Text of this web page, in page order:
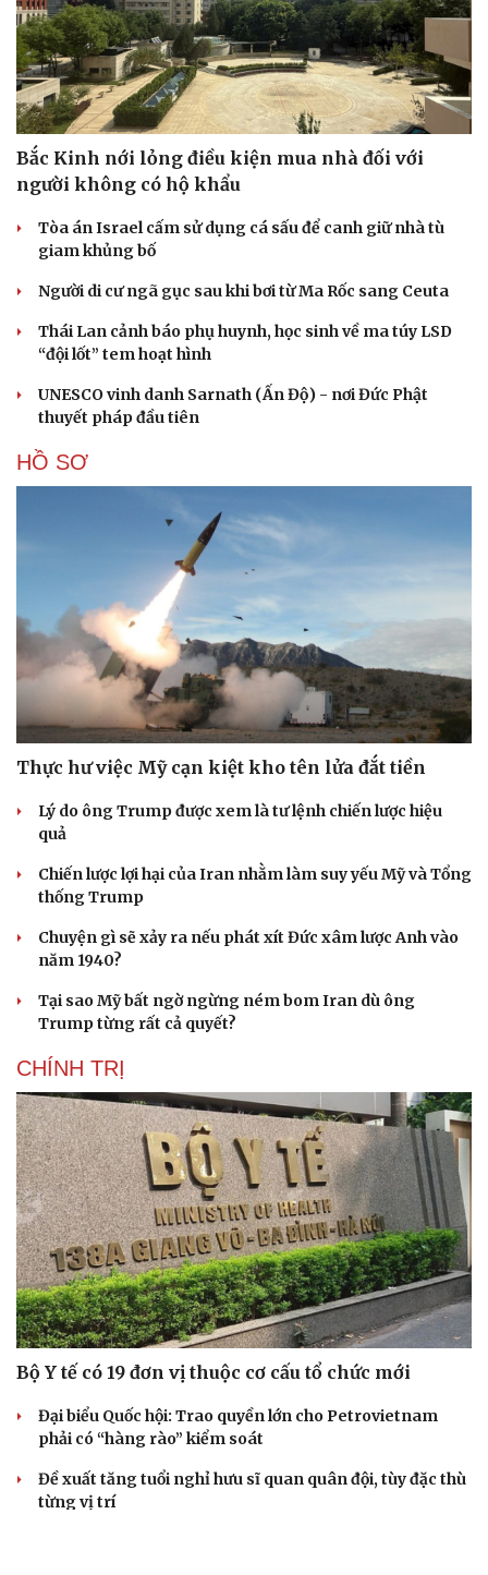
Cải chính
Bắc Kinh nới lỏng điều kiện mua nhà đối với
người không có hộ khẩu
Tòa án Israel cấm sử dụng cá sấu để canh giữ nhà tù
giam khủng bố
Người di cư ngã gục sau khi bơi từ Ma Rốc sang Ceuta
Thái Lan cảnh báo phụ huynh, học sinh về ma túy LSD
“đội lốt” tem hoạt hình
UNESCO vinh danh Sarnath (Ấn Độ) - nơi Đức Phật
thuyết pháp đầu tiên
HỒ SƠ
Thực hư việc Mỹ cạn kiệt kho tên lửa đắt tiền
Lý do ông Trump được xem là tư lệnh chiến lược hiệu
quả
Chiến lược lợi hại của Iran nhằm làm suy yếu Mỹ và Tổng
thống Trump
Chuyện gì sẽ xảy ra nếu phát xít Đức xâm lược Anh vào
năm 1940?
Tại sao Mỹ bất ngờ ngừng ném bom Iran dù ông
Trump từng rất cả quyết?
CHÍNH TRỊ
Bộ Y tế có 19 đơn vị thuộc cơ cấu tổ chức mới
Đại biểu Quốc hội: Trao quyền lớn cho Petrovietnam
phải có “hàng rào” kiểm soát
Đề xuất tăng tuổi nghỉ hưu sĩ quan quân đội, tùy đặc thù
từng vị trí